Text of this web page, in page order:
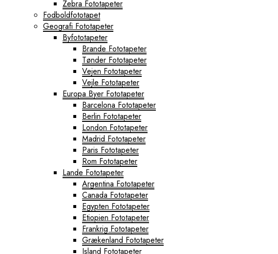
Zebra Fototapeter
Fodboldfototapet
Geografi Fototapeter
Byfototapeter
Brande Fototapeter
Tønder Fototapeter
Vejen Fototapeter
Vejle Fototapeter
Europa Byer Fototapeter
Barcelona Fototapeter
Berlin Fototapeter
London Fototapeter
Madrid Fototapeter
Paris Fototapeter
Rom Fototapeter
Lande Fototapeter
Argentina Fototapeter
Canada Fototapeter
Egypten Fototapeter
Etiopien Fototapeter
Frankrig Fototapeter
Grækenland Fototapeter
Island Fototapeter